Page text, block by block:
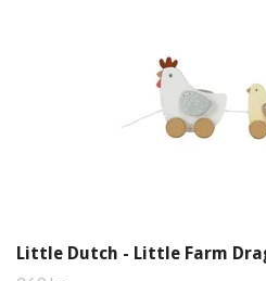
Little Dutch - Little Farm